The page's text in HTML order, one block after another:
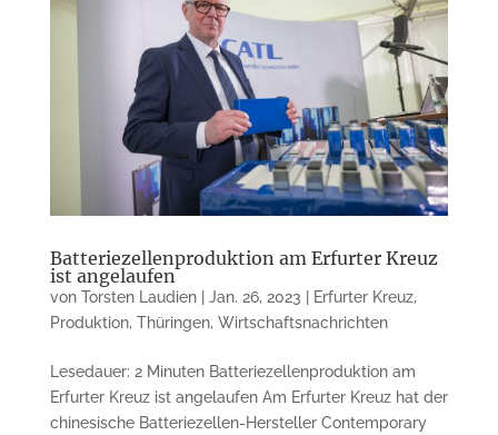
Batteriezellenproduktion am Erfurter Kreuz
ist angelaufen
von Torsten Laudien| Jan. 26, 2023 Erfurter Kreuz,
Produktion, Thüringen, Wirtschaftsnachrichten
Lesedauer: 2 Minuten Batteriezellen­produktion am
Erfurter Kreuz ist angelaufen Am Erfurter Kreuz hat der
chinesische Batteriezellen-Hersteller Contemp­orary